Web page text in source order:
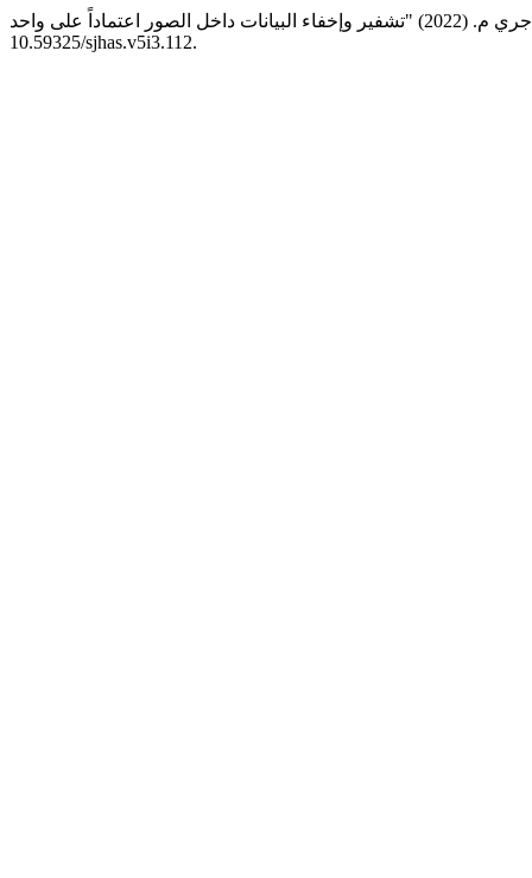
10.59325/sjhas.v5i3.112.